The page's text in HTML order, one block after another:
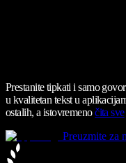
Prestanite tipkati i samo
u kvalitetan tekst u
ostalih, a istovremenočita sve
Preuzmite za